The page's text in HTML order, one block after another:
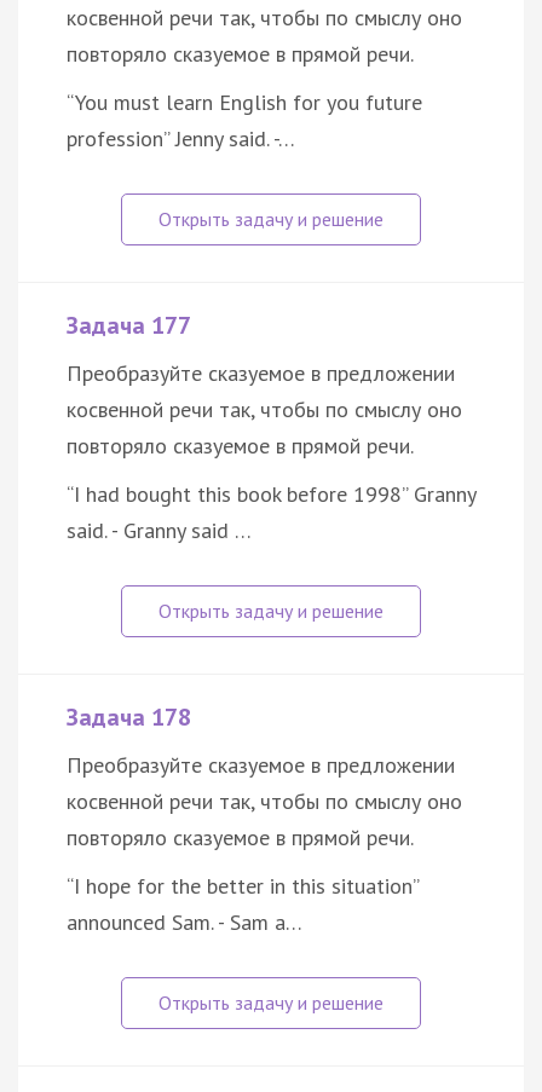
косвенной речи так, чтобы по смыслу оно
повторяло сказуемое в прямой речи.
“You must learn English for you future
profession” Jenny said. -…
Задача 177
Преобразуйте сказуемое в предложении
косвенной речи так, чтобы по смыслу оно
повторяло сказуемое в прямой речи.
“I had bought this book before 1998” Granny
said. - Granny said …
Задача 178
Преобразуйте сказуемое в предложении
косвенной речи так, чтобы по смыслу оно
повторяло сказуемое в прямой речи.
“I hope for the better in this situation”
announced Sam. - Sam a…